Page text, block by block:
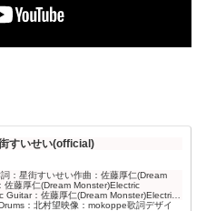
すいせい(official)
詞：星街すいせい作曲：佐藤厚仁(Dream
佐藤厚仁(Dream Monster)Electric
Guitar：佐藤厚仁(Dream Monster)Electric
：北村望映像：mokoppe歌詞デザイ